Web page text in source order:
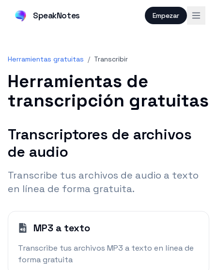
SpeakNotes Empezar
Herramientas gratuitas / Transcribir
Herramientas de
transcripción gratuitas
Transcriptores de archivos
de audio
Transcribe tus archivos de audio a texto
en línea de forma gratuita.
MP3 a texto
Transcribe tus archivos MP3 a texto en línea de
forma gratuita